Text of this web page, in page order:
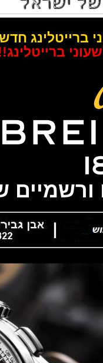
חדשים
ברייטלינג!!!
של